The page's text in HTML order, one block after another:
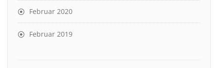
Februar 2020
Februar 2019